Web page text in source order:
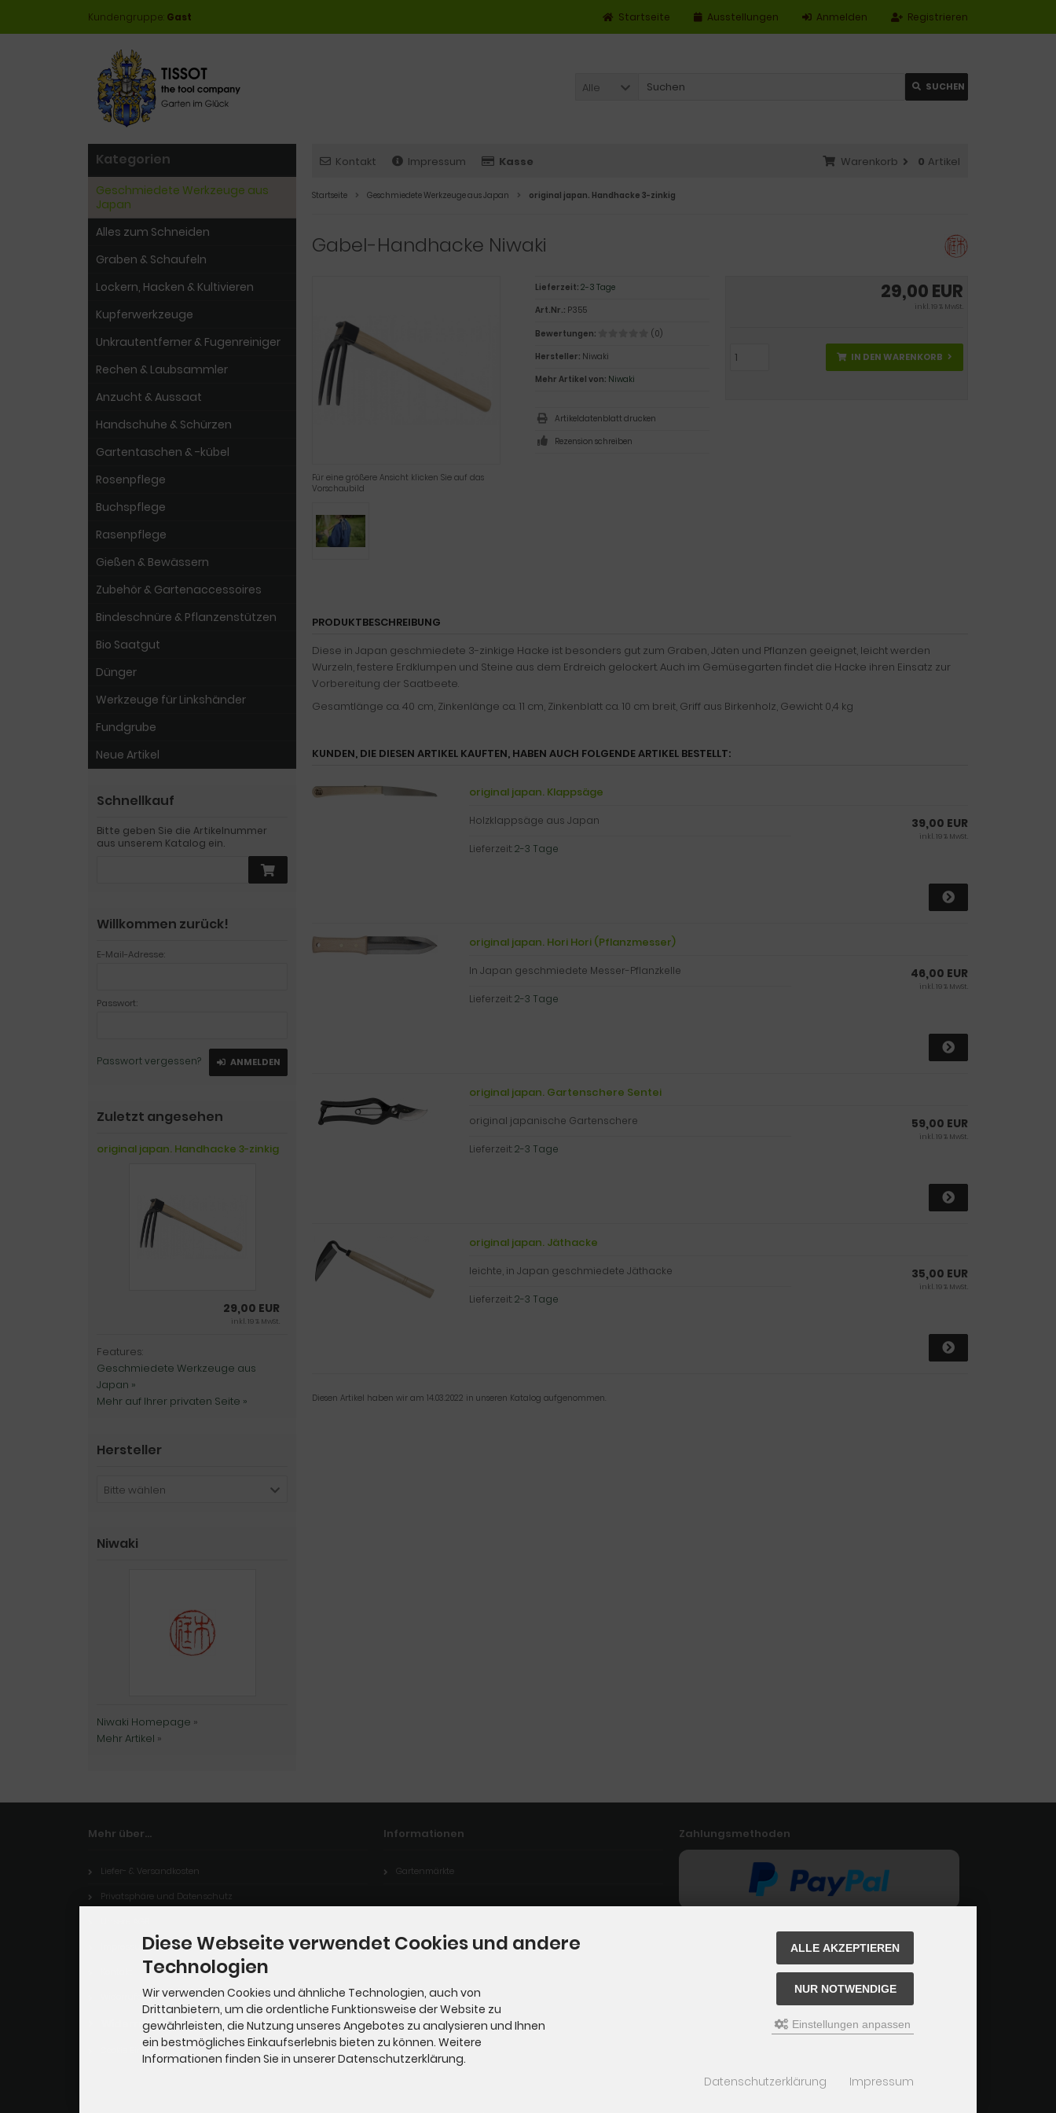
Kundengruppe: Gast Registrieren
Anmelden
Ausstellungen
Startseite
Alle SUCHEN
Kontakt Impressum Kasse Warenkorb 0 Artikel
Startseite Geschmiedete Werkzeuge aus Japan original japan. Handhacke 3-zinkig
Gabel-Handhacke Niwaki
Für eine größere Ansicht klicken Sie auf das
Vorschaubild
29,00 EUR
inkl. 19 % MwSt.
IN DEN WARENKORB
Lieferzeit: 2-3 Tage
Art.Nr.: P355
Bewertungen:
(0)
Hersteller: Niwaki
Mehr Artikel von: Niwaki
Artikeldatenblatt drucken
Rezension schreiben
PRODUKTBESCHREIBUNG
Diese in Japan geschmiedete 3-zinkige Hacke ist besonders gut zum Graben, Jäten und Pflanzen geeignet, leicht werden
Wurzeln, festere Erdklumpen und Steine aus dem Erdreich gelockert. Auch im Gemüsegarten findet die Hacke ihren Einsatz zur
Vorbereitung der Saatbeete.
Gesamtlänge ca. 40 cm, Zinkenlänge ca. 11 cm, Zinkenblatt ca. 10 cm breit, Griff aus Birkenholz, Gewicht 0,4 kg
KUNDEN, DIE DIESEN ARTIKEL KAUFTEN, HABEN AUCH FOLGENDE ARTIKEL BESTELLT:
original japan. Klappsäge
Holzklappsäge aus Japan
Lieferzeit:2-3 Tage
39,00 EUR
inkl. 19 % MwSt.
original japan. Hori Hori (Pflanzmesser)
In Japan geschmiedete Messer-Pflanzkelle
Lieferzeit:2-3 Tage
46,00 EUR
inkl. 19 % MwSt.
original japan. Gartenschere Sentei
original japanische Gartenschere
Lieferzeit:2-3 Tage
59,00 EUR
inkl. 19 % MwSt.
original japan. Jäthacke
leichte, in Japan geschmiedete Jäthacke
Lieferzeit:2-3 Tage
35,00 EUR
inkl. 19 % MwSt.
Diesen Artikel haben wir am 14.03.2022 in unseren Katalog aufgenommen.
Kategorien
Geschmiedete Werkzeuge aus
Japan
Alles zum Schneiden
Graben & Schaufeln
Lockern, Hacken & Kultivieren
Kupferwerkzeuge
Unkrautentferner & Fugenreiniger
Rechen & Laubsammler
Anzucht & Aussaat
Handschuhe & Schürzen
Gartentaschen & -kübel
Rosenpflege
Buchspflege
Rasenpflege
Gießen & Bewässern
Zubehör & Gartenaccessoires
Bindeschnüre & Pflanzenstützen
Bio Saatgut
Dünger
Werkzeuge für Linkshänder
Fundgrube
Neue Artikel
Schnellkauf
Bitte geben Sie die Artikelnummer
aus unserem Katalog ein.
Willkommen zurück!
E-Mail-Adresse:
Passwort:
Passwort vergessen? ANMELDEN
Zuletzt angesehen
original japan. Handhacke 3-zinkig
29,00 EUR
inkl. 19 % MwSt.
Features:
Geschmiedete Werkzeuge aus
Japan »
Mehr auf Ihrer privaten Seite »
Hersteller
Bitte wählen
Niwaki
Niwaki Homepage »
Mehr Artikel »
Mehr über...
Liefer- & Versandkosten
Privatsphäre und Datenschutz
Impressum
Widerrufsrecht
Widerrufsformular
Cookie Einstellungen
Informationen
Gartenmärkte
Zahlungsmethoden
Diese Webseite verwendet Cookies und andere
Technologien
Wir verwenden Cookies und ähnliche Technologien, auch von
Drittanbietern, um die ordentliche Funktionsweise der Website zu
gewährleisten, die Nutzung unseres Angebotes zu analysieren und Ihnen
ein bestmögliches Einkaufserlebnis bieten zu können. Weitere
Informationen finden Sie in unserer Datenschutzerklärung.
ALLE AKZEPTIEREN
NUR NOTWENDIGE
Einstellungen anpassen
Datenschutzerklärung Impressum